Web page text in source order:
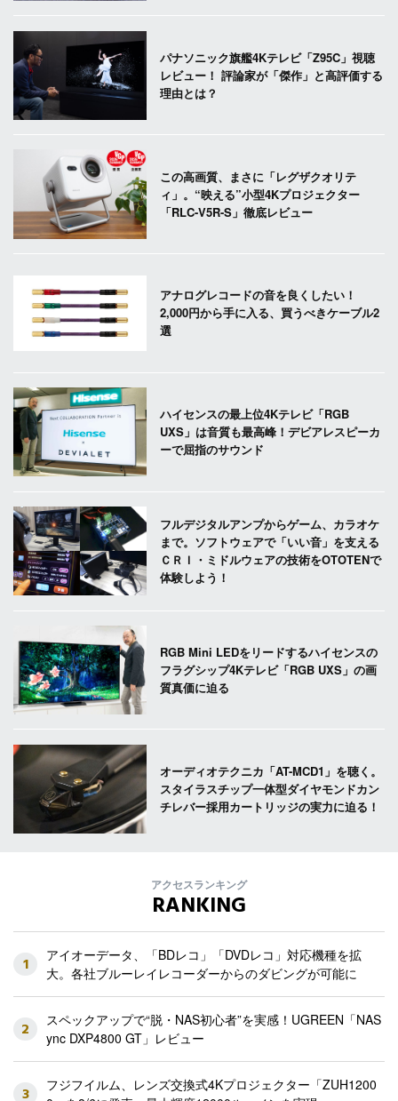
パナソニック旗艦4Kテレビ「Z95C」視聴
レビュー！ 評論家が「傑作」と高評価する
理由とは？
この高画質、まさに「レグザクオリテ
ィ」。“映える”小型4Kプロジェクター
「RLC-V5R-S」徹底レビュー
アナログレコードの音を良くしたい！
2,000円から手に入る、買うべきケーブル2
選
ハイセンスの最上位4Kテレビ「RGB
UXS」は音質も最高峰！デビアレスピーカ
ーで屈指のサウンド
フルデジタルアンプからゲーム、カラオケ
まで。ソフトウェアで「いい音」を支える
ＣＲＩ・ミドルウェアの技術をOTOTENで
体験しよう！
RGB Mini LEDをリードするハイセンスの
フラグシップ4Kテレビ「RGB UXS」の画
質真価に迫る
オーディオテクニカ「AT-MCD1」を聴く。
スタイラスチップ一体型ダイヤモンドカン
チレバー採用カートリッジの実力に迫る！
アクセスランキング
RANKING
1
アイオーデータ、「BDレコ」「DVDレコ」対応機種を拡
大。各社ブルーレイレコーダーからのダビングが可能に
2
スペックアップで“脱・NAS初心者”を実感！UGREEN「NAS
ync DXP4800 GT」レビュー
3
フジフイルム、レンズ交換式4Kプロジェクター「ZUH1200